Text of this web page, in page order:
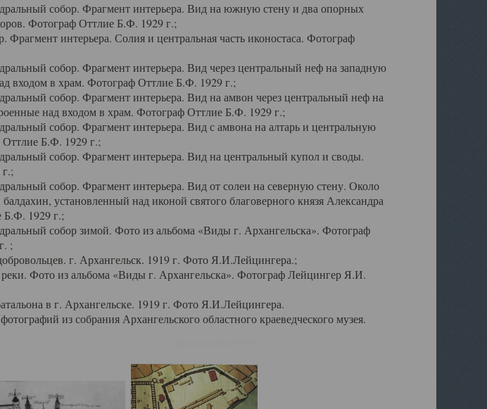
собор. Фрагмент интерьера. Вид на южную стену и два опорных
Фотограф Оттлие Б.Ф. 1929 г.;
интерьера. Солия и центральная часть иконостаса. Фотограф
собор. Фрагмент интерьера. Вид через центральный неф на западную
входом в храм. Фотограф Оттлие Б.Ф. 1929 г.;
собор. Фрагмент интерьера. Вид на амвон через центральный неф на
над входом в храм. Фотограф Оттлие Б.Ф. 1929 г.;
собор. Фрагмент интерьера. Вид с амвона на алтарь и центральную
Оттлие Б.Ф. 1929 г.;
собор. Фрагмент интерьера. Вид на центральный купол и своды.
собор. Фрагмент интерьера. Вид от солеи на северную стену. Около
установленный над иконой святого благоверного князя Александра
Б.Ф. 1929 г.;
собор зимой. Фото из альбома «Виды г. Архангельска». Фотограф
;
г. Архангельск. 1919 г. Фото Я.И.Лейцингера.;
Фото из альбома «Виды г. Архангельска». Фотограф Лейцингер Я.И.
в г. Архангельске. 1919 г. Фото Я.И.Лейцингера.
из собрания Архангельского областного краеведческого музея.